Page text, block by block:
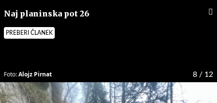
Naj planinska pot 26
PREBERI ČLANEK
8 / 12
Foto:Alojz Pirnat